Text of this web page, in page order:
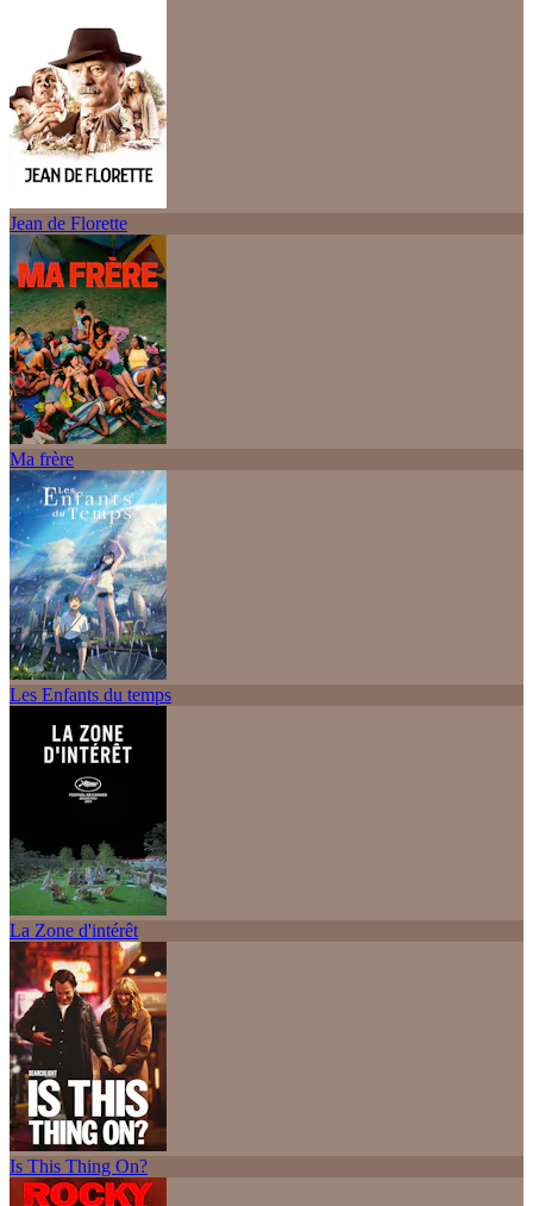
Jean de Florette
Ma frère
Les Enfants du temps
La Zone d'intérêt
Is This Thing On?